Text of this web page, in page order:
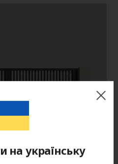
на українську